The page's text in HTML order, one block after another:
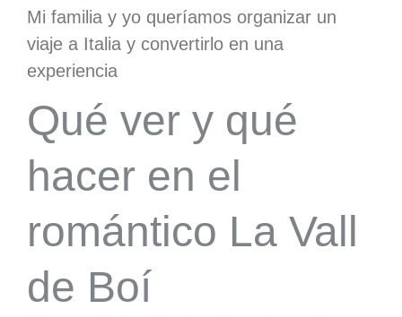
Mi familia y yo queríamos organizar un
viaje a Italia y convertirlo en una
experiencia
Qué ver y qué
hacer en el
romántico La Vall
de Boí